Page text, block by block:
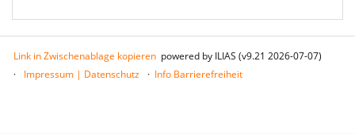
Link in Zwischenablage kopieren powered by ILIAS (v9.21 2026-07-07)
Impressum | Datenschutz
Info Barrierefreiheit